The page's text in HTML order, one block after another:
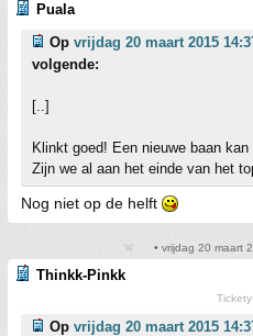
Puala
Op vrijdag 20 maart 2015
volgende:
[..]
Klinkt goed! Een nieuwe baan
Zijn we al aan het einde van het
Nog niet op de helft
• vrijdag 20 maart
Thinkk-Pinkk
Op vrijdag 20 maart 2015